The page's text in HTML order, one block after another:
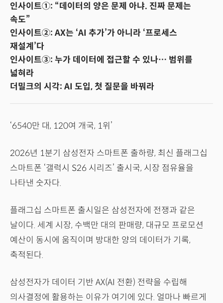
인사이트①: “데이터의 양은 문제 아냐. 진짜 문제는
속도”
인사이트②: AX는 ‘AI 추가’가 아니라 ‘프로세스
재설계’다
인사이트③: 누가 데이터에 접근할 수 있나… 범위를
넓혀라
더밀크의 시각: AI 도입, 첫 질문을 바꿔라
‘6540만 대, 120여 개국, 1위’
2026년 1분기 삼성전자 스마트폰 출하량, 최신 플래그십
스마트폰 ‘갤럭시 S26 시리즈’ 출시국, 시장 점유율을
나타낸 숫자다.
플래그십 스마트폰 출시일은 삼성전자에 전쟁과 같은
날이다. 세계 시장, 수백만 대의 판매량, 대규모 프로모션
예산이 동시에 움직이며 방대한 양의 데이터가 기록,
축적된다.
삼성전자가 데이터 기반 AX(AI 전환) 전략을 수립해
의사결정에 활용하는 이유가 여기에 있다. 얼마나 빠르게